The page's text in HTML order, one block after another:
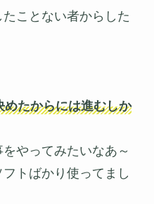
ことない者からした
めたからには進むしか
やってみたいなあ～
トばかり使ってまし